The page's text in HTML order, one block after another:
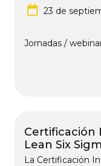
23 de
Jornadas /
Certificación
Lean Six
La Certificación